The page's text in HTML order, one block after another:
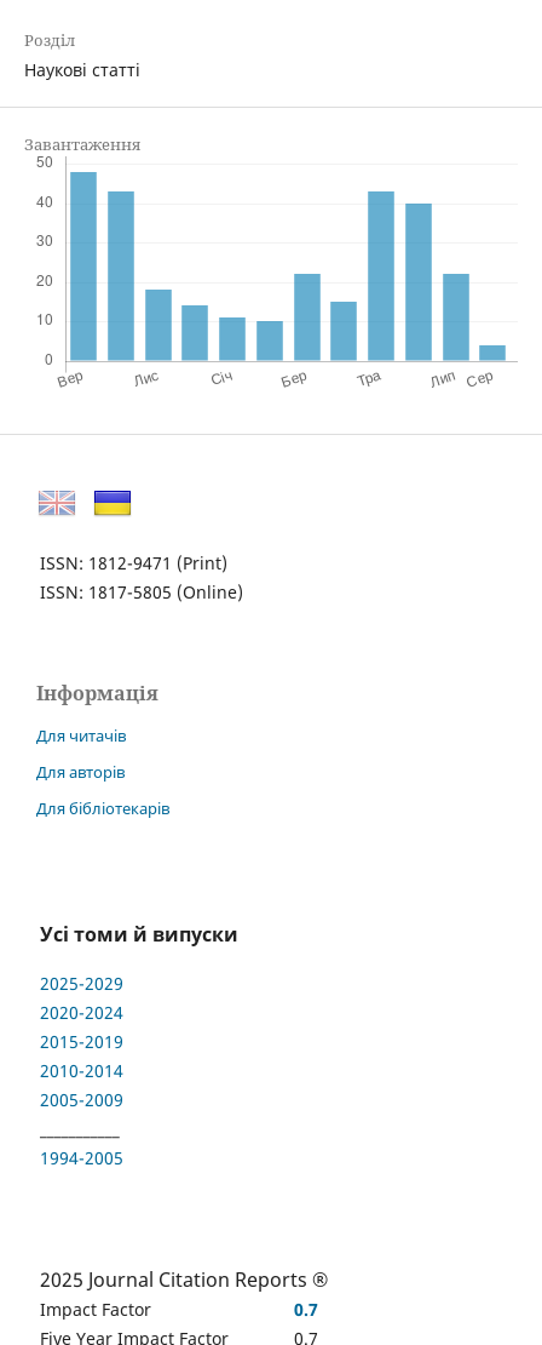
Розділ
Наукові статті
Завантаження
ISSN: 1812-9471 (Print)
ISSN: 1817-5805 (Online)
Інформація
Для читачів
Для авторів
Для бібліотекарів
Усі томи й випуски
2025-2029
2020-2024
2015-2019
2010-2014
2005-2009
1994-2005
2025 Journal Citation Reports ®
Impact Factor
0.7
Five Year Impact Factor
0.7